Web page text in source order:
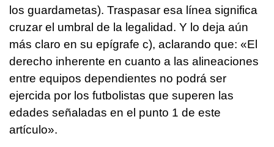
los guardametas). Traspasar esa línea significa
cruzar el umbral de la legalidad. Y lo deja aún
más claro en su epígrafe c), aclarando que: «El
derecho inherente en cuanto a las alineaciones
entre equipos dependientes no podrá ser
ejercida por los futbolistas que superen las
edades señaladas en el punto 1 de este
artículo».